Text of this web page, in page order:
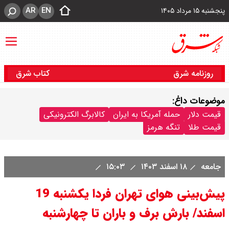
پنجشنبه ۱۵ مرداد ۱۴۰۵ EN
AR
روزنامه شرق کتاب شرق
موضوعات داغ:
قیمت دلار حمله آمریکا به ایران
کالابرگ الکترونیکی
قیمت طلا
تنگه هرمز
جامعه ۱۸ اسفند ۱۴۰۳
پیش‌بینی هوای تهران فردا یکشنبه 19
اسفند/ بارش برف و باران تا چهارشنبه